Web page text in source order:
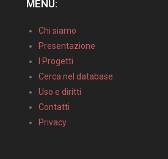
MENU:
Chi siamo
Presentazione
I Progetti
Cerca nel database
Uso e diritti
Contatti
Privacy